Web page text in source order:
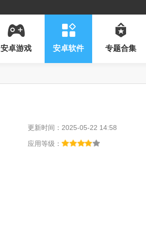
安卓游戏 安卓软件 专题合集
更新时间：2025-05-22 14:58
应用等级：